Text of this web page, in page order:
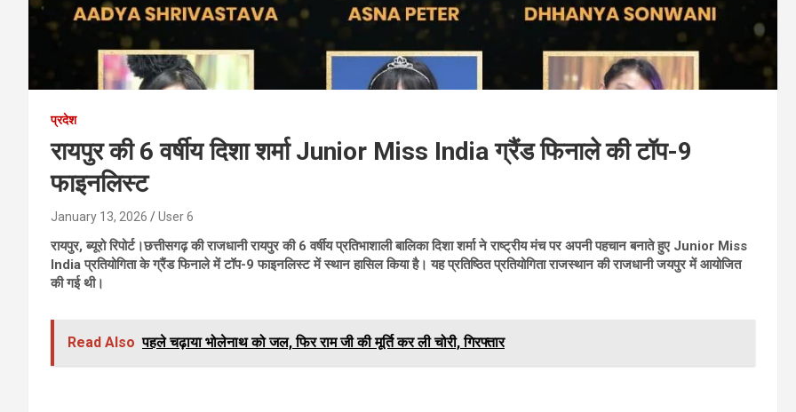
प्रदेश
रायपुर की 6 वर्षीय दिशा शर्मा Junior Miss India ग्रैंड फिनाले की टॉप-9
फाइनलिस्ट
January 13, 2026 User 6
रायपुर, ब्यूरो रिपोर्ट।छत्तीसगढ़ की राजधानी रायपुर की 6 वर्षीय प्रतिभाशाली बालिका दिशा शर्मा ने राष्ट्रीय मंच पर अपनी पहचान बनाते हुए Junior Miss
India प्रतियोगिता के ग्रैंड फिनाले में टॉप-9 फाइनलिस्ट में स्थान हासिल किया है। यह प्रतिष्ठित प्रतियोगिता राजस्थान की राजधानी जयपुर में आयोजित
की गई थी।
Read Also पहले चढ़ाया भोलेनाथ को जल, फिर राम जी की मूर्ति कर ली चोरी, गिरफ्तार